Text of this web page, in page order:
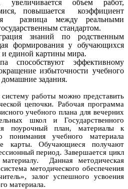
увеличивается объем работ,
повышается коэффициент
разница между реальными
стандартом.
знаний по родственным
формирования у обучающихся
и единой картины мира.
способствуют эффективному
избыточности учебного
задания.
работы можно представить
цепочки. Рабочая программа
учебного плана для вечерних
школ и Государственного
поурочный план, материалы к
понимания учебного материала
карты. Обучающиеся получают
период. Завершается цикл
Данная методическая
методического обеспечения
залог успешного усвоения
материала.